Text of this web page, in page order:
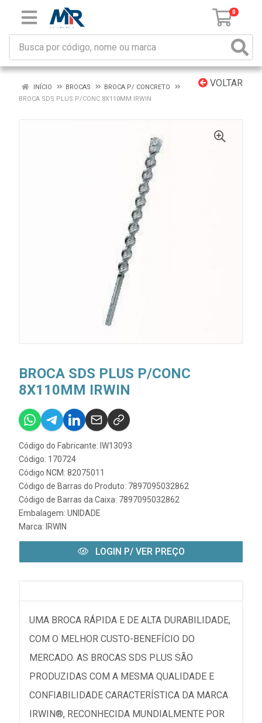
0
VOLTAR
INÍCIO BROCAS
BROCA P/ CONCRETO
BROCA SDS PLUS P/CONC 8X110MM IRWIN
BROCA SDS PLUS P/CONC
8X110MM IRWIN
Código do Fabricante: IW13093
Código: 170724
Código NCM: 82075011
Código de Barras do Produto: 7897095032862
Código de Barras da Caixa: 7897095032862
Embalagem: UNIDADE
Marca: IRWIN
LOGIN P/ VER PREÇO
UMA BROCA RÁPIDA E DE ALTA DURABILIDADE,
COM O MELHOR CUSTO-BENEFÍCIO DO
MERCADO. AS BROCAS SDS PLUS SÃO
PRODUZIDAS COM A MESMA QUALIDADE E
CONFIABILIDADE CARACTERÍSTICA DA MARCA
IRWIN®, RECONHECIDA MUNDIALMENTE POR